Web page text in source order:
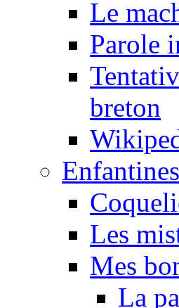
Le
Parole
breton
Enfantines
Les
Mes
La